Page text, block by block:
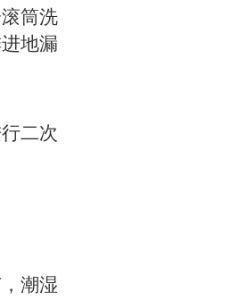
筒洗
地漏
二次
潮湿